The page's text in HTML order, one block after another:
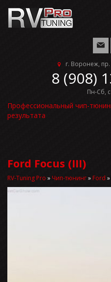
г. Воронеж,
8 (908)
Пн-Сб,
Профессиональный чип-
результата
Ford Focus (III)
RV-Tuning Pro » Чип-тюнинг» Ford »